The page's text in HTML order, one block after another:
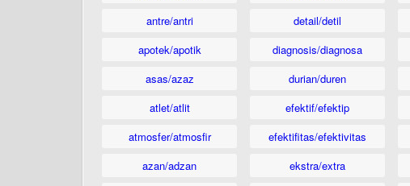
antre/antri
apotek/apotik
asas/azaz
atlet/atlit
atmosfer/atmosfir
azan/adzan
detail/detil
diagnosis/diagnosa
durian/duren
efektif/efektip
efektifitas/efektivitas
ekstra/extra